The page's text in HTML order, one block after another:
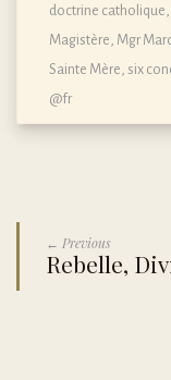
doctrine
Magistère Mgr
Sainte Mère six
@fr
← Previous
Rebelle,